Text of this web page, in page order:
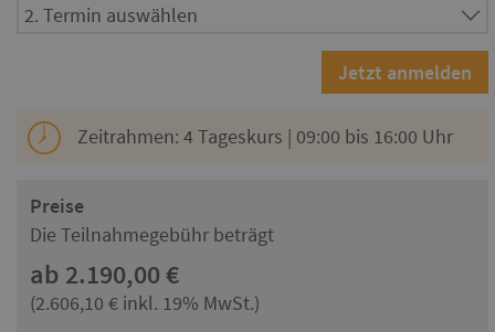
Zeitrahmen: 4 Tageskurs | 09:00 bis 16:00 Uhr
Preise
Die Teilnahmegebühr beträgt
ab 2.190,00 €
(2.606,10 € inkl. 19% MwSt.)